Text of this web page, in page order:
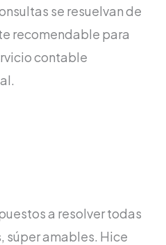
se resuelvan de
recomendable para
contable
a resolver todas
súper amables. Hice